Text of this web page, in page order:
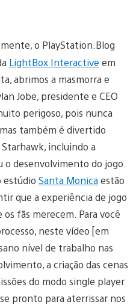
o PlayStation.Blog
LightBox Interactive em
abrimos a masmorra e
Jobe, presidente e CEO
perigoso, pois nunca
também é divertido
incluindo a
desenvolvimento do jogo.
estúdio Santa Monicaestão
que a experiência de jogo
fãs merecem. Para você
neste vídeo [em
nível de trabalho nas
a criação das cenas
do modo single player
pronto para aterrissar nos